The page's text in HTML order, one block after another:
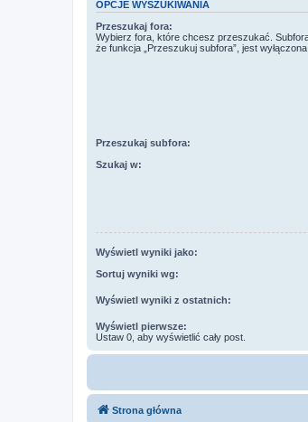
OPCJE WYSZUKIWANIA
Przeszukaj fora:
Wybierz fora, które chcesz przeszukać.
że funkcja „Przeszukuj subfora”, jest wyłączona.
Przeszukaj subfora:
Szukaj w:
Wyświetl wyniki jako:
Sortuj wyniki wg:
Wyświetl wyniki z ostatnich:
Wyświetl pierwsze:
Ustaw 0, aby wyświetlić cały post.
Strona główna